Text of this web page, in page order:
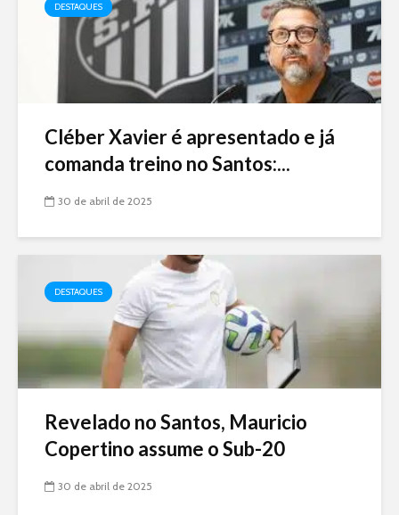
DESTAQUES
Cléber Xavier é apresentado e já
comanda treino no Santos:...
30 de abril de 2025
DESTAQUES
Revelado no Santos, Mauricio
Copertino assume o Sub-20
30 de abril de 2025